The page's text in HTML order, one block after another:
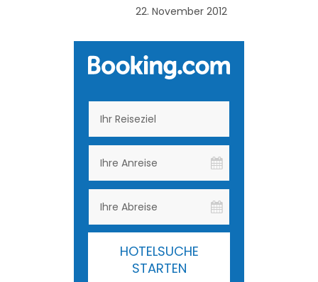
22. November 2012
HOTELSUCHE
STARTEN